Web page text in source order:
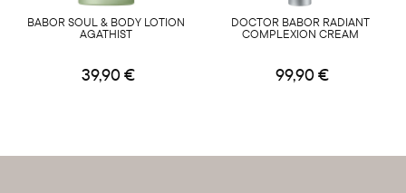
BABOR SOUL & BODY LOTION
AGATHIST
39,90 €
DOCTOR BABOR RADIANT
COMPLEXION CREAM
99,90 €